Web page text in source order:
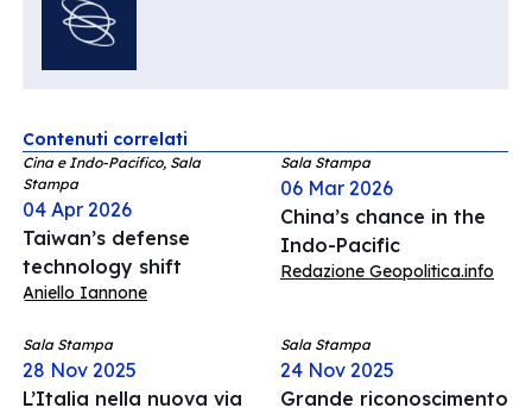
Contenuti correlati
Cina e Indo-Pacifico, Sala
Stampa
04 Apr 2026
Taiwan’s defense
technology shift
Aniello Iannone
Sala Stampa
06 Mar 2026
China’s chance in the
Indo-Pacific
Redazione Geopolitica.info
Sala Stampa
28 Nov 2025
L’Italia nella nuova via
Sala Stampa
24 Nov 2025
Grande riconoscimento